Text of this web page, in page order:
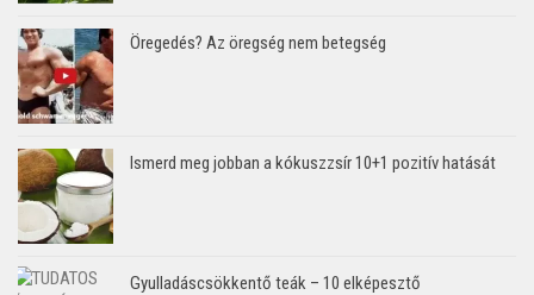
Öregedés? Az öregség nem betegség
Ismerd meg jobban a kókuszzsír 10+1 pozitív hatását
Gyulladáscsökkentő teák – 10 elképesztő